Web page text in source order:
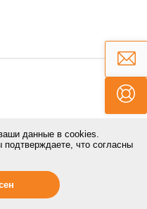
данные в cookies.
что согласны